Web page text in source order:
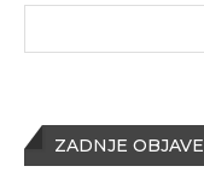
ZADNJE OBJAVE